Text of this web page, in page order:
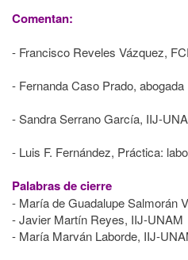
Comentan:
- Francisco Reveles Vázquez,
- Fernanda Caso Prado, abogada
- Sandra Serrano García, IIJ-
- Luis F. Fernández, Práctica:
Palabras de cierre
- María de Guadalupe Salmorán
- Javier Martín Reyes, IIJ-UNAM
- María Marván Laborde, IIJ-